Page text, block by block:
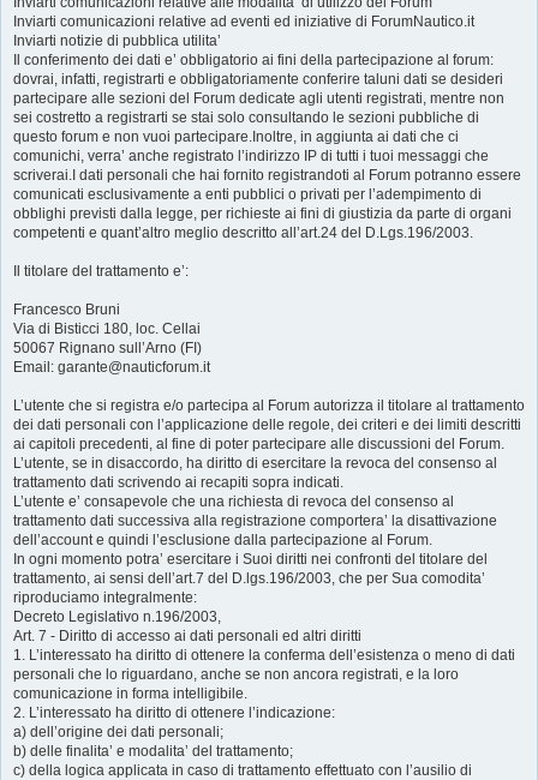
Inviarti comunicazioni relative ad eventi ed iniziative di ForumNautico.it
Inviarti notizie di pubblica utilita’
Il conferimento dei dati e’ obbligatorio ai fini della partecipazione al forum:
dovrai, infatti, registrarti e obbligatoriamente conferire taluni dati se desideri
partecipare alle sezioni del Forum dedicate agli utenti registrati, mentre non
sei costretto a registrarti se stai solo consultando le sezioni pubbliche di
questo forum e non vuoi partecipare.Inoltre, in aggiunta ai dati che ci
comunichi, verra’ anche registrato l’indirizzo IP di tutti i tuoi messaggi che
scriverai.I dati personali che hai fornito registrandoti al Forum potranno essere
comunicati esclusivamente a enti pubblici o privati per l’adempimento di
obblighi previsti dalla legge, per richieste ai fini di giustizia da parte di organi
competenti e quant’altro meglio descritto all’art.24 del D.Lgs.196/2003.
Il titolare del trattamento e’:
Francesco Bruni
Via di Bisticci 180, loc. Cellai
50067 Rignano sull’Arno (FI)
Email: garante@nauticforum.it
L’utente che si registra e/o partecipa al Forum autorizza il titolare al trattamento
dei dati personali con l’applicazione delle regole, dei criteri e dei limiti descritti
ai capitoli precedenti, al fine di poter partecipare alle discussioni del Forum.
L’utente, se in disaccordo, ha diritto di esercitare la revoca del consenso al
trattamento dati scrivendo ai recapiti sopra indicati.
L’utente e’ consapevole che una richiesta di revoca del consenso al
trattamento dati successiva alla registrazione comportera’ la disattivazione
dell’account e quindi l’esclusione dalla partecipazione al Forum.
In ogni momento potra’ esercitare i Suoi diritti nei confronti del titolare del
trattamento, ai sensi dell’art.7 del D.lgs.196/2003, che per Sua comodita’
riproduciamo integralmente:
Decreto Legislativo n.196/2003,
Art. 7 - Diritto di accesso ai dati personali ed altri diritti
1. L’interessato ha diritto di ottenere la conferma dell’esistenza o meno di dati
personali che lo riguardano, anche se non ancora registrati, e la loro
comunicazione in forma intelligibile.
2. L’interessato ha diritto di ottenere l’indicazione:
a) dell’origine dei dati personali;
b) delle finalita’ e modalita’ del trattamento;
c) della logica applicata in caso di trattamento effettuato con l’ausilio di